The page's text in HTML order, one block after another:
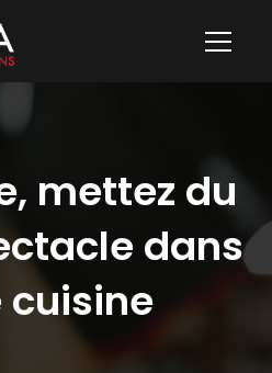
mettez du
dans